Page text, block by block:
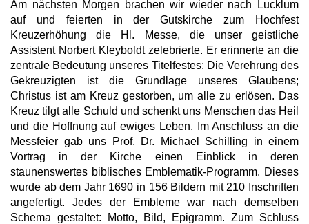
Am nächsten Morgen brachen wir wieder nach Lucklum
auf und feierten in der Gutskirche zum Hochfest
Kreuzerhöhung die Hl. Messe, die unser geistliche
Assistent Norbert Kleyboldt zelebrierte. Er erinnerte an die
zentrale Bedeutung unseres Titelfestes: Die Verehrung des
Gekreuzigten ist die Grundlage unseres Glaubens;
Christus ist am Kreuz gestorben, um alle zu erlösen. Das
Kreuz tilgt alle Schuld und schenkt uns Menschen das Heil
und die Hoffnung auf ewiges Leben. Im Anschluss an die
Messfeier gab uns Prof. Dr. Michael Schilling in einem
Vortrag in der Kirche einen Einblick in deren
staunenswertes biblisches Emblematik-Programm. Dieses
wurde ab dem Jahr 1690 in 156 Bildern mit 210 Inschriften
angefertigt. Jedes der Embleme war nach demselben
Schema gestaltet: Motto, Bild, Epigramm. Zum Schluss